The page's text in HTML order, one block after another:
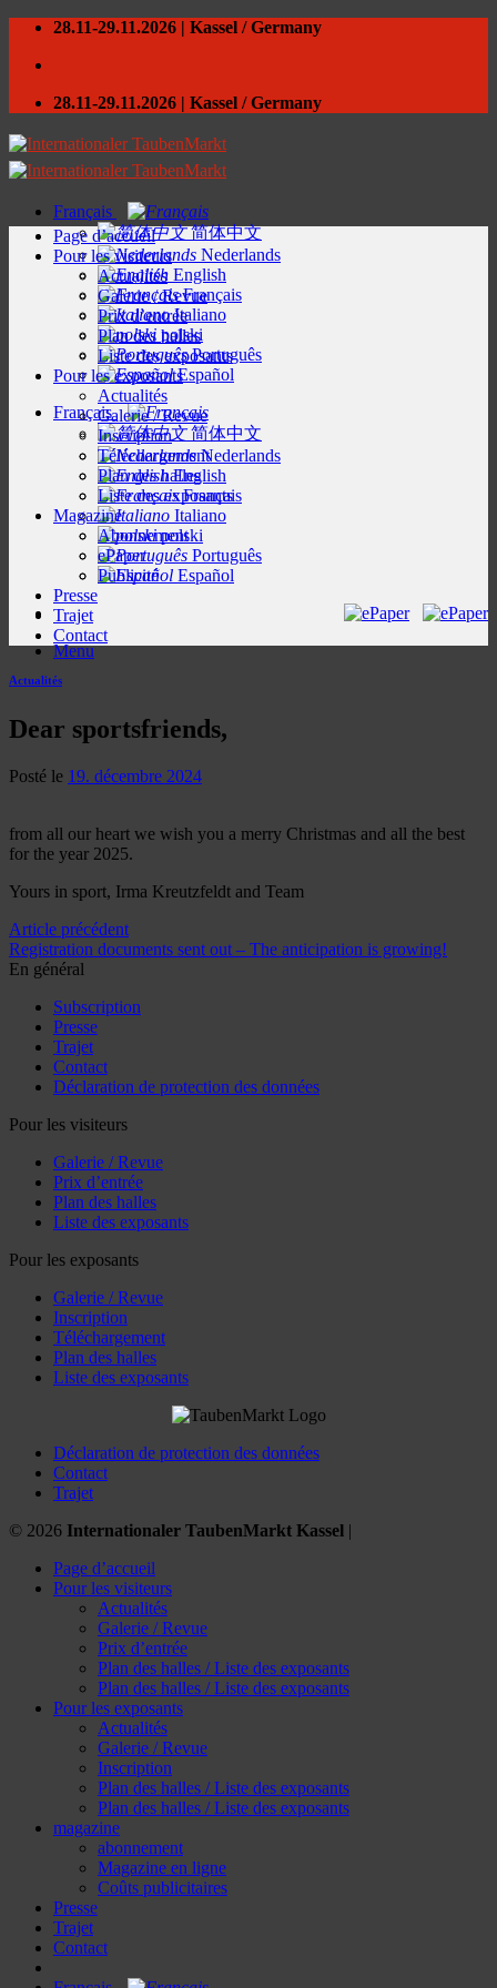
Skip
content
28.11-29.11.2026 | Kassel / Germany
28.11-29.11.2026 | Kassel / Germany
Français
简体中文
Nederlands
English
Français
Italiano
polski
Português
Español
Français
简体中文
Nederlands
English
Français
Italiano
polski
Português
Español
Menu
Page d’accueil
Pour les visiteurs
Actualités
Galerie / Revue
Prix d’entrée
Plan des halles
Liste des exposants
Pour les exposants
Actualités
Galerie / Revue
Inscription
Téléchargement
Plan des halles
Liste des exposants
Magazine
Abonnement
ePaper
Publicité
Presse
Trajet
Contact
Actualités
Dear sportsfriends,
Posté le 19. décembre 2024
from all our heart we wish you a merry Christmas and all the best
for the year 2025.
Yours in sport, Irma Kreutzfeldt and Team
Article précédent
Registration documents sent out – The anticipation is growing!
En général
Subscription
Presse
Trajet
Contact
Déclaration de protection des données
Pour les visiteurs
Galerie / Revue
Prix d’entrée
Plan des halles
Liste des exposants
Pour les exposants
Galerie / Revue
Inscription
Téléchargement
Plan des halles
Liste des exposants
Déclaration de protection des données
Contact
Trajet
© 2026 Internationaler TaubenMarkt Kassel |
Page d’accueil
Pour les visiteurs
Actualités
Galerie / Revue
Prix d’entrée
Plan des halles / Liste des exposants
Plan des halles / Liste des exposants
Pour les exposants
Actualités
Galerie / Revue
Inscription
Plan des halles / Liste des exposants
Plan des halles / Liste des exposants
magazine
abonnement
Magazine en ligne
Coûts publicitaires
Presse
Trajet
Contact